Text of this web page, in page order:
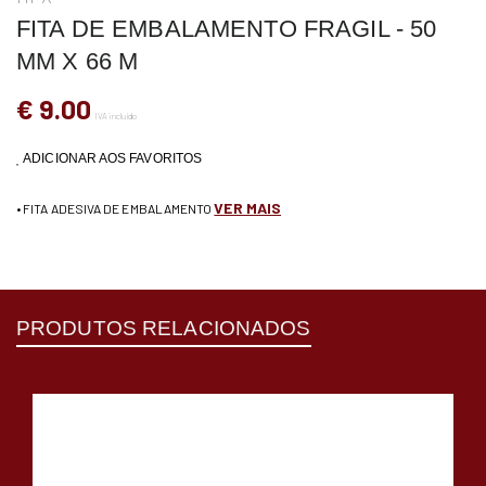
FITA DE EMBALAMENTO FRAGIL - 50
MM X 66 M
€ 9.00 IVA incluído
ADICIONAR AOS FAVORITOS
• FITA ADESIVA DE EMBALAMENTOVER MAIS
PRODUTOS RELACIONADOS